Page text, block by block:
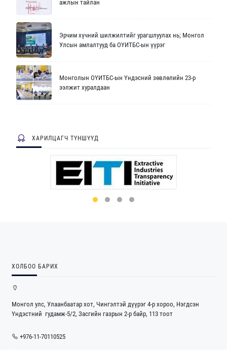
ажлын тайлан
Эрчим хүчний шилжилтийг урагшлуулах нь; Монгол
Улсын амлалтууд ба ОҮИТБС-ын үүрэг
Монголын ОҮИТБС-ын Үндэсний зөвлөлийн 23-р
ээлжит хуралдаан
ХАРИЛЦАГЧ ТҮНШҮҮД
ХОЛБОО БАРИХ
Монгол улс, Улаанбаатар хот, Чингэлтэй дүүрэг 4-р хороо, Нэгдсэн
Үндэстний гудамж-5/2, Засгийн газрын 2-р байр, 113 тоот
+976-11-70110525